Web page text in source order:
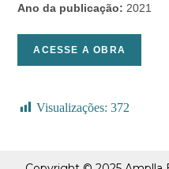
Ano da publicação: 2021
ACESSE A OBRA
Visualizações: 372